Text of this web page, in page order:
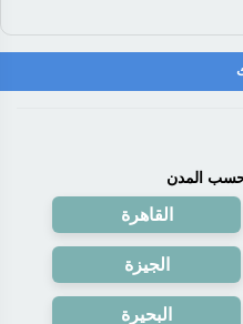
حسب المدن
القاهرة
الجيزة
البحيرة